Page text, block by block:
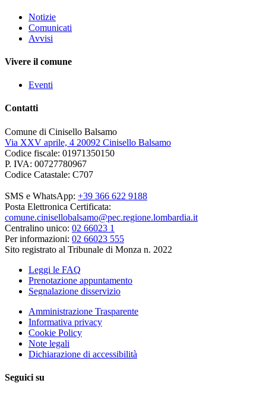
Notizie
Comunicati
Avvisi
Vivere il comune
Eventi
Contatti
Comune di Cinisello Balsamo
Via XXV aprile, 4 20092 Cinisello Balsamo
Codice fiscale: 01971350150
P. IVA: 00727780967
Codice Catastale: C707
SMS e WhatsApp: +39 366 622 9188
Posta Elettronica Certificata:
comune.cinisellobalsamo@pec.regione.lombardia.it
Centralino unico: 02 66023 1
Per informazioni: 02 66023 555
Sito registrato al Tribunale di Monza n. 2022
Leggi le FAQ
Prenotazione appuntamento
Segnalazione disservizio
Amministrazione Trasparente
Informativa privacy
Cookie Policy
Note legali
Dichiarazione di accessibilità
Seguici su